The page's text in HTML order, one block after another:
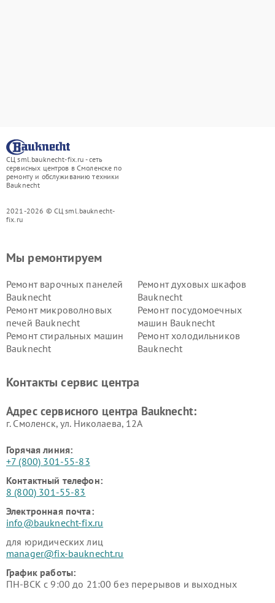
СЦ sml.bauknecht-fix.ru - сеть
сервисных центров в Смоленске по
ремонту и обслуживанию техники
Bauknecht
2021-2026 © СЦ sml.bauknecht-
fix.ru
Мы ремонтируем
Ремонт варочных панелей
Bauknecht
Ремонт духовых шкафов
Bauknecht
Ремонт микроволновых
печей Bauknecht
Ремонт посудомоечных
машин Bauknecht
Ремонт стиральных машин
Bauknecht
Ремонт холодильников
Bauknecht
Контакты сервис центра
Адрес сервисного центра Bauknecht:
г. Смоленск, ул. Николаева, 12А
Горячая линия:
+7 (800) 301-55-83
Контактный телефон:
8 (800) 301-55-83
Электронная почта:
info@bauknecht-fix.ru
для юридических лиц
manager@fix-bauknecht.ru
График работы:
ПН-ВСК с 9:00 до 21:00 без перерывов и выходных